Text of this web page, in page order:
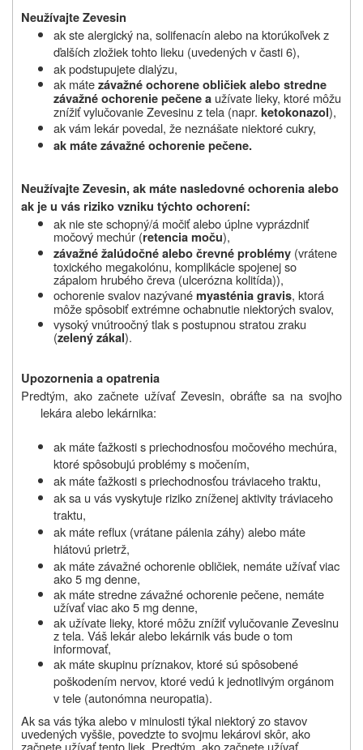
Neužívajte Zevesin
ak ste alergický na, solifenacín alebo na ktorúkoľvek z
ďalších zložiek tohto lieku (uvedených v časti 6),
ak podstupujete dialýzu,
ak mátezávažné ochorene obličiek alebo stredne
závažné ochorenie pečenea užívate lieky, ktoré môžu
znížiť vylučovanieZevesinu z tela (napr. ketokonazol),
ak vám lekár povedal, že neznášate niektoré cukry,
ak máte závažné ochorenie pečene.
Neužívajte Zevesin, ak máte nasledovné ochorenia alebo
ak je u vás riziko vzniku týchto ochorení:
ak nie ste schopný/á močiť alebo úplne vyprázdniť
močový mechúr (retencia moču),
závažné žalúdočné alebo črevné problémy (vrátene
toxického megakolónu, komplikácie spojenej so
zápalom hrubého čreva (ulcerózna kolitída)),
ochorenie svalov nazývanémyasténia gravis, ktorá
môže spôsobiť extrémne ochabnutie niektorých svalov,
vysoký vnútroočný tlak s postupnou stratou zraku
(zelený zákal).
Upozornenia a opatrenia
Predtým, ako začnete užívať Zevesin, obráťte sa na svojho
lekára alebo lekárnika:
ak máte ťažkosti s priechodnosťou močového mechúra,
ktoré spôsobujú problémy s močením,
ak máte ťažkosti s priechodnosťou tráviaceho traktu,
ak sa u vás vyskytuje riziko zníženej aktivity tráviaceho
traktu,
ak máte reflux (vrátane pálenia záhy) alebo máte
hiátovú prietrž,
ak máte závažné ochorenie obličiek, nemáte užívať viac
ako5 mg denne,
ak máte stredne závažné ochorenie pečene, nemáte
užívať viac ako5 mg denne,
ak užívate lieky, ktoré môžu znížiť vylučovanie Zevesinu
z tela. Váš lekár alebo lekárnik vás bude o tom
informovať,
ak máte skupinu príznakov, ktoré sú spôsobené
poškodením nervov, ktoré vedú k jednotlivým orgánom
v tele (autonómna neuropatia).
Ak sa vás týka alebo v minulosti týkal niektorý zo stavov
uvedených vyššie, povedzte to svojmu lekárovi skôr, ako
začnete užívať tento liek. Predtým, ako začnete užívať